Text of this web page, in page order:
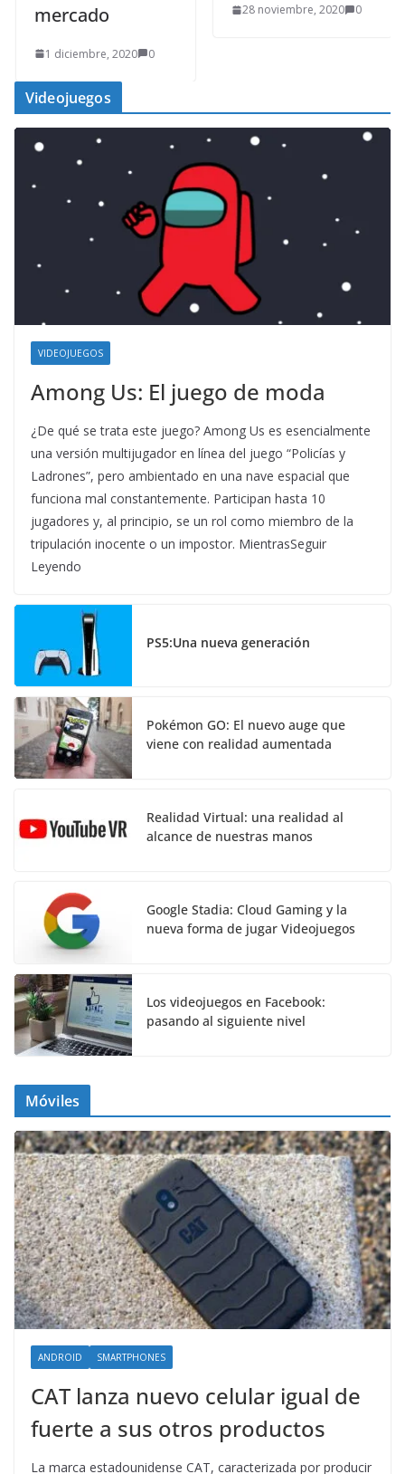
mercado
1 diciembre, 2020 0
28 noviembre, 2020 0
Videojuegos
VIDEOJUEGOS
Among Us: El juego de moda
¿De qué se trata este juego? Among Us es esencialmente
una versión multijugador en línea del juego “Policías y
Ladrones”, pero ambientado en una nave espacial que
funciona mal constantemente. Participan hasta 10
jugadores y, al principio, se un rol como miembro de la
tripulación inocente o un impostor. MientrasSeguir
Leyendo
PS5:Una nueva generación
Pokémon GO: El nuevo auge que
viene con realidad aumentada
Realidad Virtual: una realidad al
alcance de nuestras manos
Google Stadia: Cloud Gaming y la
nueva forma de jugar Videojuegos
Los videojuegos en Facebook:
pasando al siguiente nivel
Móviles
ANDROID SMARTPHONES
CAT lanza nuevo celular igual de
fuerte a sus otros productos
La marca estadounidense CAT, caracterizada por producir